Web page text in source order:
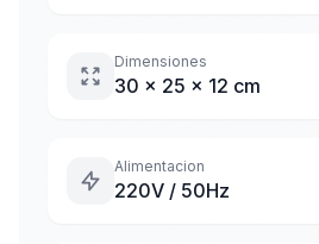
Dimensiones
30 x 25 x 12 cm
Alimentacion
220V / 50Hz